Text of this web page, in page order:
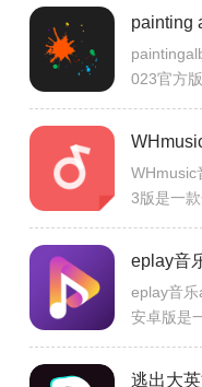
门的更新
影视作品
023官方
彩用法，
非常实用
WHmusic
3版是一
音乐等你
音乐资源
eplay音
安卓版是
靠的优质